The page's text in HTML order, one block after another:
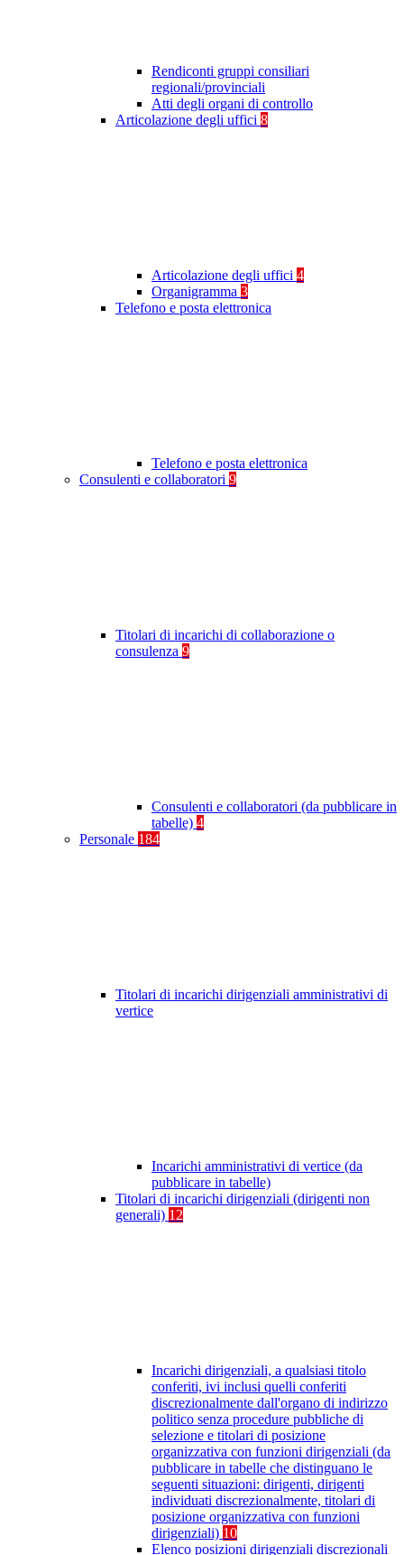
Rendiconti gruppi consiliari
regionali/provinciali
Atti degli organi di controllo
Articolazione degli uffici 8
Articolazione degli uffici 4
Organigramma 3
Telefono e posta elettronica
Telefono e posta elettronica
Consulenti e collaboratori 9
Titolari di incarichi di collaborazione o
consulenza 9
Consulenti e collaboratori (da pubblicare in
tabelle) 4
Personale 184
Titolari di incarichi dirigenziali amministrativi di
vertice
Incarichi amministrativi di vertice (da
pubblicare in tabelle)
Titolari di incarichi dirigenziali (dirigenti non
generali) 12
Incarichi dirigenziali, a qualsiasi titolo
conferiti, ivi inclusi quelli conferiti
discrezionalmente dall'organo di indirizzo
politico senza procedure pubbliche di
selezione e titolari di posizione
organizzativa con funzioni dirigenziali (da
pubblicare in tabelle che distinguano le
seguenti situazioni: dirigenti, dirigenti
individuati discrezionalmente, titolari di
posizione organizzativa con funzioni
dirigenziali) 10
Elenco posizioni dirigenziali discrezionali